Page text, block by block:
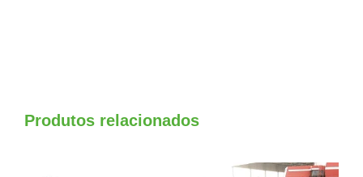
Produtos relacionados